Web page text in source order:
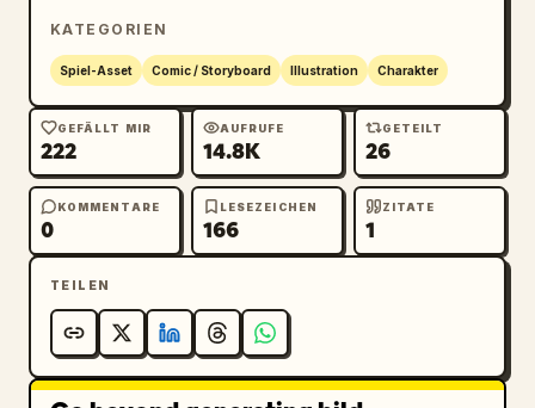
KATEGORIEN
Spiel-Asset Comic / Storyboard Illustration Charakter
GEFÄLLT MIR
222
AUFRUFE
14.8K
GETEILT
26
KOMMENTARE
0
LESEZEICHEN
166
ZITATE
1
TEILEN